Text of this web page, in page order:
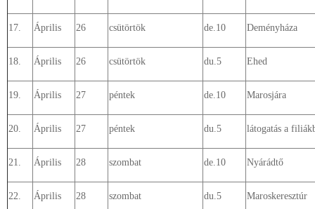
17. Április 26 csütörtök de.10 Deményháza
18. Április 26 csütörtök du.5 Ehed
19. Április 27 péntek de.10 Marosjára
20. Április 27 péntek du.5 látogatás a
21. Április 28 szombat de.10 Nyárádtő
22. Április 28 szombat du.5 Maroskeresztúr